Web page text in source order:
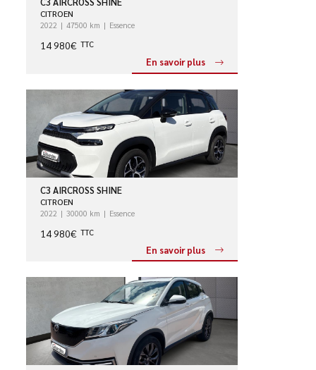
CITROEN
2022 47500 km Essence
14 980€ TTC
En savoir plus
C3 AIRCROSS SHINE
CITROEN
2022 30000 km Essence
14 980€ TTC
En savoir plus